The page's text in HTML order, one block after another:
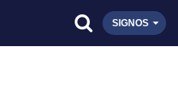
SIGNOS